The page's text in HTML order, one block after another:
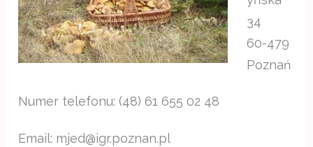
34
60-479
Poznań
Numer telefonu: (48) 61 655 02 48
Email: mjed@igr.poznan.pl